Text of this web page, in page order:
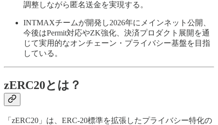
調整しながら匿名送金を実現する。
INTMAXチームが開発し2026年にメインネット公開、
今後はPermit対応やZK強化、決済プロダクト展開を通
じて実用的なオンチェーン・プライバシー基盤を目指
している。
zERC20とは？
「zERC20」は、ERC-20標準を拡張したプライバシー特化の